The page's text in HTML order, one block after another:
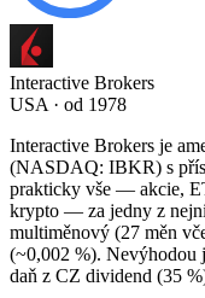
Interactive Brokers
USA · od 1978
Interactive Brokers je
(NASDAQ: IBKR) s
prakticky vše — akcie,
krypto — za jedny z
multiměnový (27 měn
(~0,002 %). Nevýhodou
daň z CZ dividend (35